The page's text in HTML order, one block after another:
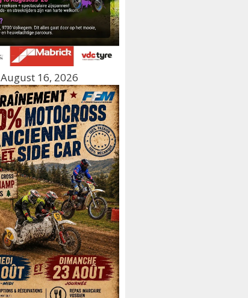
August 16, 2026